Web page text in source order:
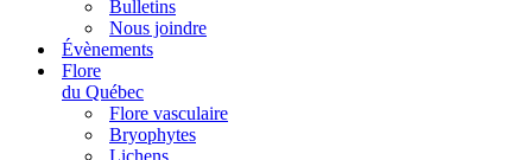
Bulletins
Nous joindre
Évènements
Flore
du Québec
Flore vasculaire
Bryophytes
Lichens